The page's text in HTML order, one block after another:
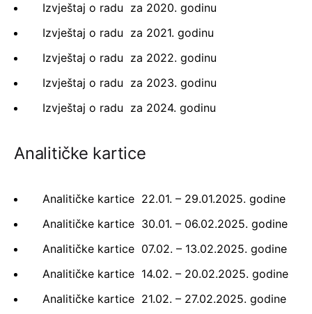
Izvještaj o radu za 2020. godinu
Izvještaj o radu za 2021. godinu
Izvještaj o radu za 2022. godinu
Izvještaj o radu za 2023. godinu
Izvještaj o radu za 2024. godinu
Analitičke kartice
Analitičke kartice 22.01. – 29.01.2025. godine
Analitičke kartice 30.01. – 06.02.2025. godine
Analitičke kartice 07.02. – 13.02.2025. godine
Analitičke kartice 14.02. – 20.02.2025. godine
Analitičke kartice 21.02. – 27.02.2025. godine